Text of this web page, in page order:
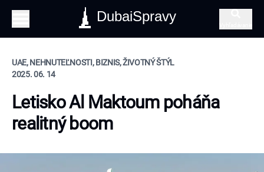
DubaiSpravy
UAE, NEHNUTEĽNOSTI, BIZNIS, ŽIVOTNÝ ŠTÝL
2025. 06. 14
Letisko Al Maktoum poháňa
realitný boom